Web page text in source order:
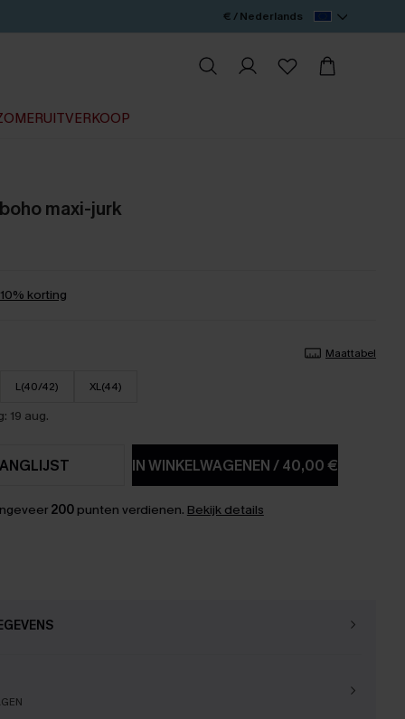
€ / Nederlands
maxi-jurk
korting
Maattabel
L(40/42) XL(44)
19 aug.
IN WINKELWAGENEN/40,00 €
200punten verdienen. Bekijk details